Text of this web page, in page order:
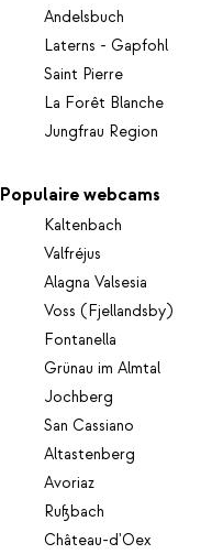
Andelsbuch
Laterns - Gapfohl
Saint Pierre
La Forêt Blanche
Jungfrau Region
Populaire webcams
Kaltenbach
Valfréjus
Alagna Valsesia
Voss (Fjellandsby)
Fontanella
Grünau im Almtal
Jochberg
San Cassiano
Altastenberg
Avoriaz
Rußbach
Château-d'Oex